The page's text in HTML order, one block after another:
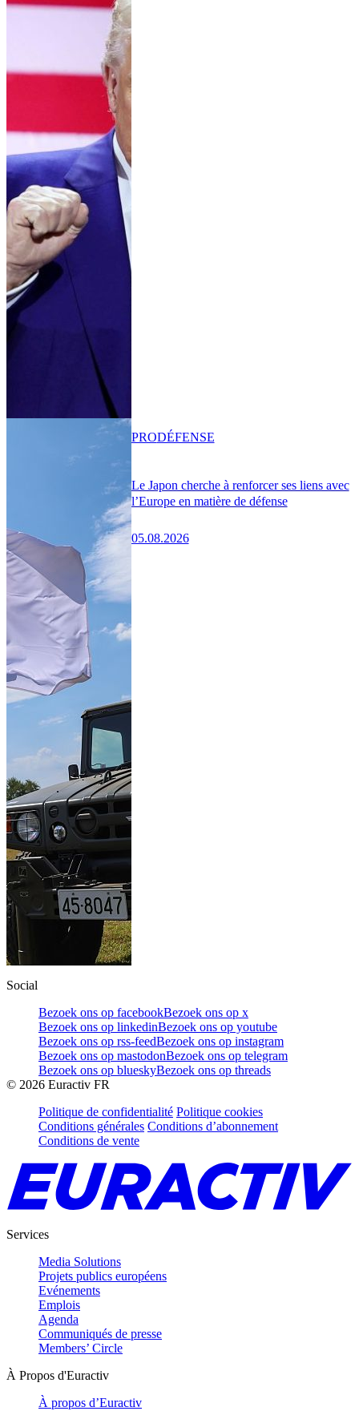
Le Japon cherche à renforcer ses liens avec
l’Europe en matière de défense
05.08.2026
PRODÉFENSE
Social
Bezoek ons op facebookBezoek ons op x
Bezoek ons op linkedinBezoek ons op youtube
Bezoek ons op rss-feedBezoek ons op instagram
Bezoek ons op mastodonBezoek ons op telegram
Bezoek ons op blueskyBezoek ons op threads
© 2026 Euractiv FR
Politique de confidentialité Politique cookies
Conditions générales Conditions d’abonnement
Conditions de vente
Services
Media Solutions
Projets publics européens
Evénements
Emplois
Agenda
Communiqués de presse
Members’ Circle
À Propos d'Euractiv
À propos d’Euractiv